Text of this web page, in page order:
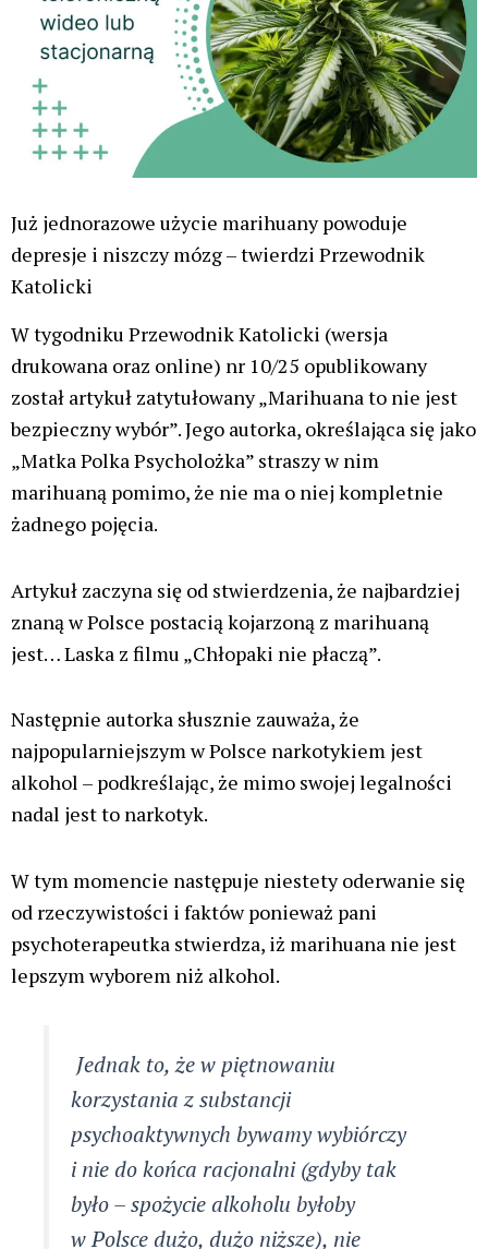
-czytamy w Przewodniku Katolickim
Autorka tekstu wymyśliła nawet nowy, nieznany
dotąd skutek jednorazowego zapalenia jointa na
Zdarza się, że utrzymujący się przez
ponad dwa tygodnie stan obniżonego
nastroju i napędu psychoruchowego
ma swój początek właśnie
w momencie, w którym pacjent na
imprezie „zapalił zioło”, które
zadziałało na niego niszcząco.
To jest wręcz ciężko skomentować. Oczywiście
autorka nie wyjaśnia mechanizmów, które miały by
nastroju czy problemów psychoruchowych, zapewne
dlatego, że to wszystko kłamstwo.
Następnie czytamy kolejne kłamstwa, tym razem o
konopie.
U części osób korzystających z THC
tzw. zespół amotywacyjny. Istnienie
i natura tego zjawiska wciąż jest
przedmiotem dyskusji naukowców.
Jego mianem określa się stan,
w którym osobie przestaje zależeć na